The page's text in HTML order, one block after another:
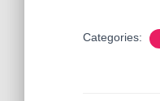
Categories: